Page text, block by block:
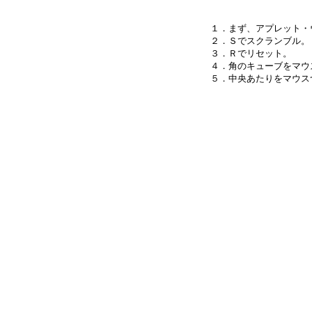
１．まず、アプレット
２．Ｓでスクランブル。
３．Ｒでリセット。
４．角のキューブをマ